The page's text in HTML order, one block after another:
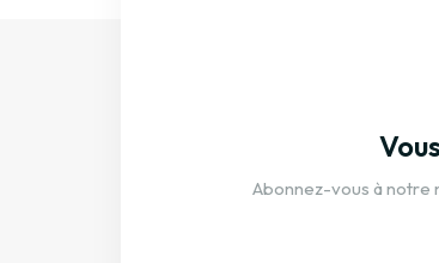
Abonnez-vous à notre